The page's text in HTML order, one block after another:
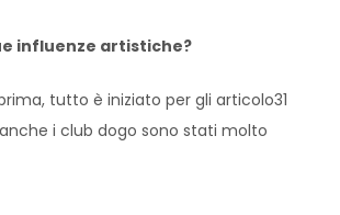
influenze artistiche?
tutto è iniziato per gli articolo31
i club dogo sono stati molto